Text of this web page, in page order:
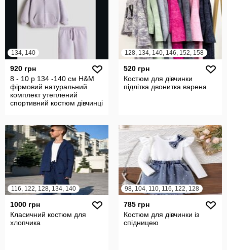
134, 140
920 грн
8 - 10 р 134 -140 см H&M
фірмовий натуральний
комплект утеплений
спортивний костюм дівчинці
128, 134, 140, 146, 152, 158
520 грн
Костюм для дівчинки
підлітка двонитка варена
116, 122, 128, 134, 140
1000 грн
Класичний костюм для
хлопчика
98, 104, 110, 116, 122, 128
785 грн
Костюм для дівчинки із
спідницею